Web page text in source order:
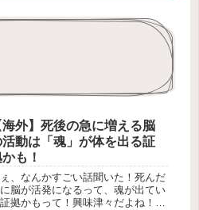
海外】死後の急に増える脳
活動は「魂」が体を出る証
も！
、なんかすごい話聞いた！死んだ
脳が活発になるって、魂が出てい
証拠かもって！興味津々だよね！✨